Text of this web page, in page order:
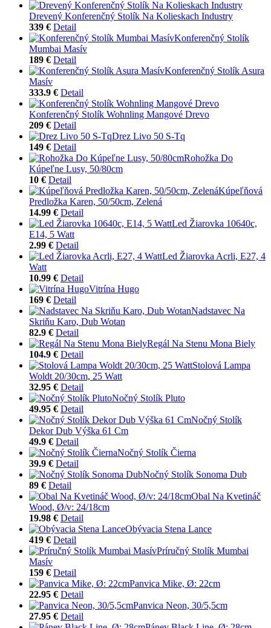
Drevený Konferenčný Stolík Na Kolieskach Industry
339 € Detail
Konferenčný Stolík
Mumbai Masív
189 € Detail
Konferenčný Stolík Asura
Masív
333.9 € Detail
Konferenčný Stolík Wohnling Mangové Drevo
209 € Detail
Drez Livo 50 S-Tq
149 € Detail
Rohožka Do
Kúpeľne Lusy, 50/80cm
10 € Detail
Kúpeľňová
Predložka Karen, 50/50cm, Zelená
14.99 € Detail
Led Žiarovka 10640c,
E14, 5 Watt
2.99 € Detail
Led Žiarovka Acrli, E27, 4
Watt
10.99 € Detail
Vitrína Hugo
169 € Detail
Nadstavec Na
Skriňu Karo, Dub Wotan
82.9 € Detail
Regál Na Stenu Mona Biely
104.9 € Detail
Stolová Lampa
Woldt 20/30cm, 25 Watt
32.95 € Detail
Nočný Stolík Pluto
49.95 € Detail
Nočný Stolík
Dekor Dub Výška 61 Cm
49.9 € Detail
Nočný Stolík Čierna
39.9 € Detail
Nočný Stolík Sonoma Dub
89 € Detail
Obal Na Kvetináč
Wood, Ø/v: 24/18cm
19.98 € Detail
Obývacia Stena Lance
419 € Detail
Príručný Stolík Mumbai
Masív
159 € Detail
Panvica Mike, Ø: 22cm
22.95 € Detail
Panvica Neon, 30/5,5cm
27.95 € Detail